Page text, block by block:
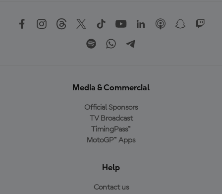
Media & Commercial
Official Sponsors
TV Broadcast
TimingPass™
MotoGP™ Apps
Help
Contact us